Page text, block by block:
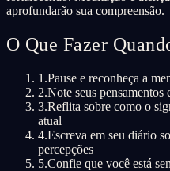
aprofundarão sua compreensão.
O Que Fazer
1.Pause e reconheça a
2.Note seus pensamentos
3.Reflita sobre como o
atual
4.Escreva em seu diário
percepções
5.Confie que você está